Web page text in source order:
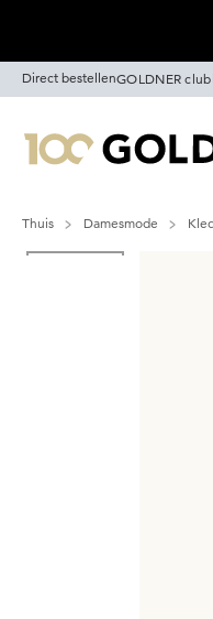
Direct bestellenGOLDNER club
Thuis Damesmode